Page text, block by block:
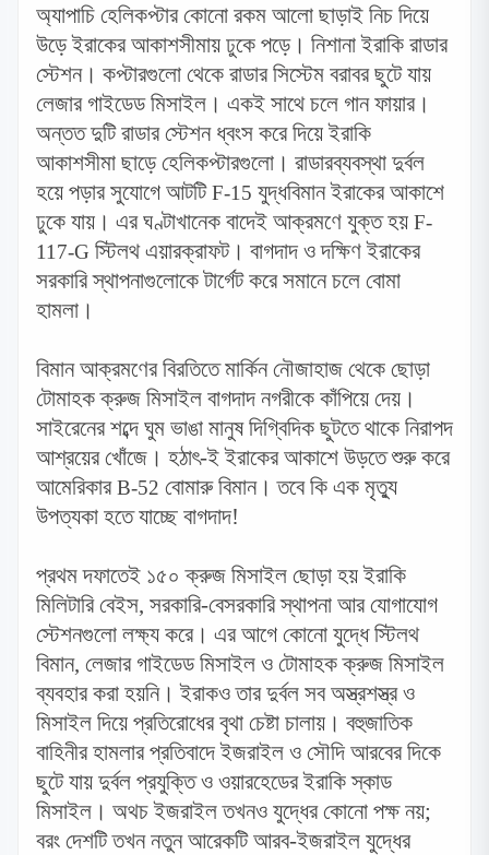
অ্যাপাচি হেলিকপ্টার কোনো রকম আলো ছাড়াই নিচ দিয়ে
উড়ে ইরাকের আকাশসীমায় ঢুকে পড়ে। নিশানা ইরাকি রাডার
স্টেশন। কপ্টারগুলো থেকে রাডার সিস্টেম বরাবর ছুটে যায়
লেজার গাইডেড মিসাইল। একই সাথে চলে গান ফায়ার।
অন্তত দুটি রাডার স্টেশন ধ্বংস করে দিয়ে ইরাকি
আকাশসীমা ছাড়ে হেলিকপ্টারগুলো। রাডারব্যবস্থা দুর্বল
হয়ে পড়ার সুযোগে আটটিF-15 যুদ্ধবিমান ইরাকের আকাশে
ঢুকে যায়। এর ঘণ্টাখানেক বাদেই আক্রমণে যুক্ত হয় F-
117-G স্টিলথ এয়ারক্রাফট। বাগদাদ ও দক্ষিণ ইরাকের
সরকারি স্থাপনাগুলোকে টার্গেট করে সমানে চলে বোমা
হামলা।
বিমান আক্রমণের বিরতিতে মার্কিন নৌজাহাজ থেকে ছোড়া
টোমাহক ক্রুজ মিসাইল বাগদাদ নগরীকে কাঁপিয়ে দেয়।
সাইরেনের শব্দে ঘুম ভাঙা মানুষ দিগ্বিদিক ছুটতে থাকে নিরাপদ
আশ্রয়ের খোঁজে। হঠাৎ-ই ইরাকের আকাশে উড়তে শুরু করে
আমেরিকারB-52 বোমারু বিমান। তবে কি এক মৃত্যু
উপত্যকা হতে যাচ্ছে বাগদাদ!
প্রথম দফাতেই ১৫০ ক্রুজ মিসাইল ছোড়া হয় ইরাকি
মিলিটারি বেইস, সরকারি-বেসরকারি স্থাপনা আর যোগাযোগ
স্টেশনগুলো লক্ষ্য করে। এর আগে কোনো যুদ্ধে স্টিলথ
বিমান, লেজার গাইডেড মিসাইল ও টোমাহক ক্রুজ মিসাইল
ব্যবহার করা হয়নি। ইরাকও তার দুর্বল সব অস্ত্রশস্ত্র ও
মিসাইল দিয়ে প্রতিরোধের বৃথা চেষ্টা চালায়। বহুজাতিক
বাহিনীর হামলার প্রতিবাদে ইজরাইল ও সৌদি আরবের দিকে
ছুটে যায় দুর্বল প্রযুক্তি ও ওয়ারহেডের ইরাকি স্কাড
মিসাইল। অথচ ইজরাইল তখনও যুদ্ধের কোনো পক্ষ নয়;
বরং দেশটি তখন নতুন আরেকটি আরব-ইজরাইল যুদ্ধের